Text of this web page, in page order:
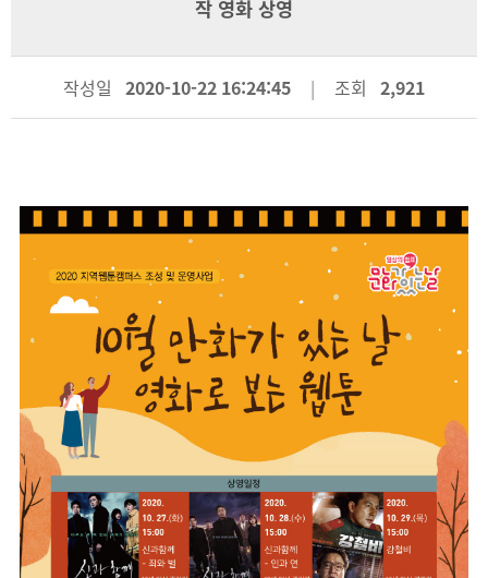
작 영화 상영
작성일 2020-10-22 16:24:45 조회 2,921